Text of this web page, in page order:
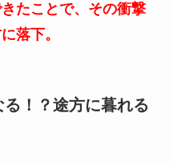
たことで、その衝撃
落下。
！？途方に暮れる